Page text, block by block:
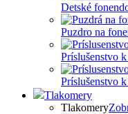
Detské
Puzdro na
Príslušenstvo
Príslušenstvo
Tlakomery
Tlakomery